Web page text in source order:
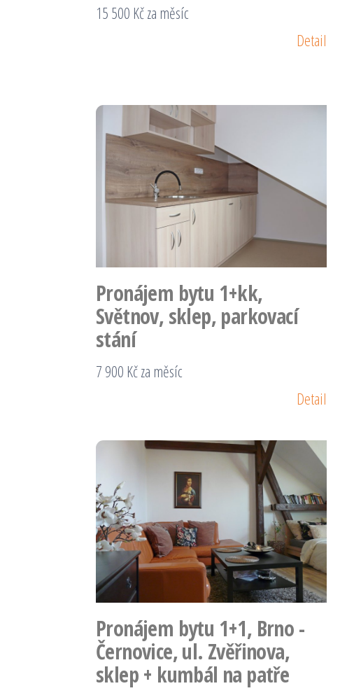
15 500 Kč za měsíc
Detail
Pronájem bytu 1+kk,
Světnov, sklep, parkovací
stání
7 900 Kč za měsíc
Detail
Pronájem bytu 1+1, Brno -
Černovice, ul. Zvěřinova,
sklep + kumbál na patře